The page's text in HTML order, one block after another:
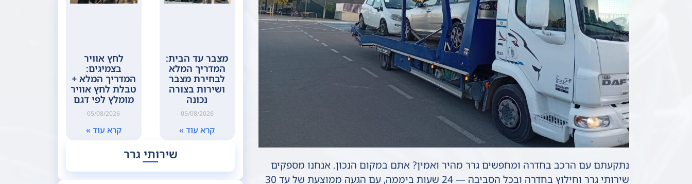
נתקעתם עם הרכב בחדרה ומחפשים גרר מהיר ואמין? אתם במקום הנכון. אנחנו מספקים
שירותי גרר וחילוץ בחדרה ובכל הסביבה — 24 שעות ביממה, עם הגעה ממוצעת של עד 30
מצבר עד הבית:
המדריך המלא
לבחירת מצבר
ושירות בצורה
נכונה
05/08/2026
קרא עוד »
לחץ אוויר
בצמיגים:
המדריך המלא +
טבלת לחץ אוויר
מומלץ לפי דגם
05/08/2026
קרא עוד »
שירותי גרר